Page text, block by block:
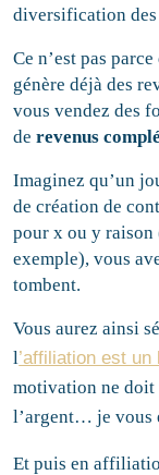
diversification des
Ce n’est pas
génère déjà des
vous vendez des
derevenus
Imaginez qu’un
de création de
pour x ou y raison
exemple), vous
tombent.
Vous aurez ainsi
l’affiliation est
motivation ne doit
l’argent… je vous
Et puis en